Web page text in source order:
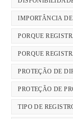
IMPORTÂNCIA
PORQUE
PORQUE
PROTEÇÃO DE
PROTEÇÃO DE
TIPO DE